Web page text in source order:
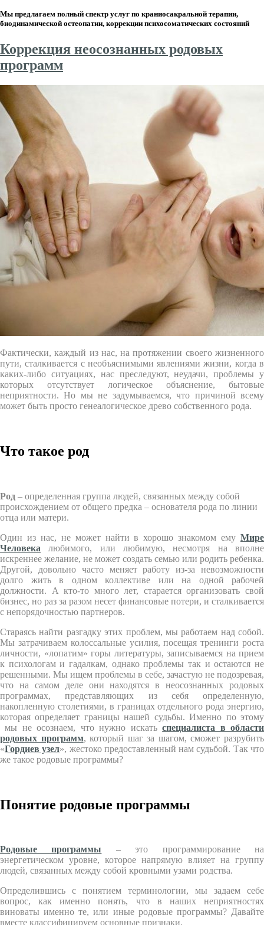
Мы предлагаем полный спектр услуг по краниосакральной терапии,
биодинамической остеопатии, коррекции психосоматических состояний
Коррекция неосознанных родовых
программ
Фактически, каждый из нас, на протяжении своего жизненного
пути, сталкивается с необъяснимыми явлениями жизни, когда в
каких-либо ситуациях, нас преследуют, неудачи, проблемы у
которых отсутствует логическое объяснение, бытовые
неприятности. Но мы не задумываемся, что причиной всему
может быть просто генеалогическое древо собственного рода.
Что такое род
Род – определенная группа людей, связанных между собой
происхождением от общего предка – основателя рода по линии
отца или матери.
Один из нас, не может найти в хорошо знакомом ему Мире
Человека любимого, или любимую, несмотря на вполне
искреннее желание, не может создать семью или родить ребенка.
Другой, довольно часто меняет работу из-за невозможности
долго жить в одном коллективе или на одной рабочей
должности. А кто-то много лет, старается организовать свой
бизнес, но раз за разом несет финансовые потери, и сталкивается
с непорядочностью партнеров.
Стараясь найти разгадку этих проблем, мы работаем над собой.
Мы затрачиваем колоссальные усилия, посещая тренинги роста
личности, «лопатим» горы литературы, записываемся на прием
к психологам и гадалкам, однако проблемы так и остаются не
решенными. Мы ищем проблемы в себе, зачастую не подозревая,
что на самом деле они находятся в неосознанных родовых
программах, представляющих из себя определенную,
накопленную столетиями, в границах отдельного рода энергию,
которая определяет границы нашей судьбы. Именно по этому
мы не осознаем, что нужно искатьспециалиста в области
родовых программ, который шаг за шагом, сможет разрубить
«Гордиев узел», жестоко предоставленный нам судьбой. Так что
же такое родовые программы?
Понятие родовые программы
Родовые программы – это программирование на
энергетическом уровне, которое напрямую влияет на группу
людей, связанных между собой кровными узами родства.
Определившись с понятием терминологии, мы задаем себе
вопрос, как именно понять, что в наших неприятностях
виноваты именно те, или иные родовые программы? Давайте
вместе классифицируем основные признаки.